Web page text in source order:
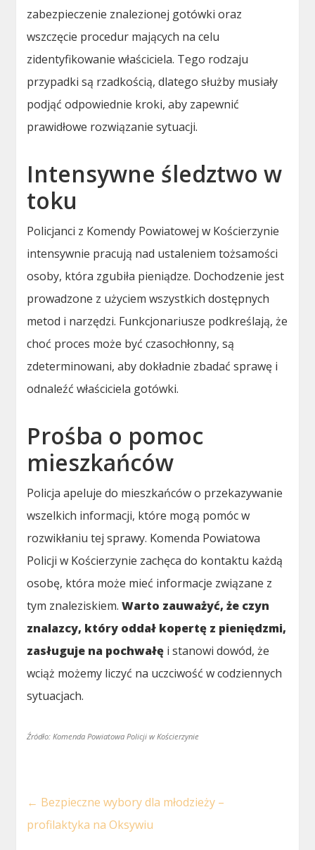
zabezpieczenie znalezionej gotówki oraz
wszczęcie procedur mających na celu
zidentyfikowanie właściciela. Tego rodzaju
przypadki są rzadkością, dlatego służby musiały
podjąć odpowiednie kroki, aby zapewnić
prawidłowe rozwiązanie sytuacji.
Intensywne śledztwo w
toku
Policjanci z Komendy Powiatowej w Kościerzynie
intensywnie pracują nad ustaleniem tożsamości
osoby, która zgubiła pieniądze. Dochodzenie jest
prowadzone z użyciem wszystkich dostępnych
metod i narzędzi. Funkcjonariusze podkreślają, że
choć proces może być czasochłonny, są
zdeterminowani, aby dokładnie zbadać sprawę i
odnaleźć właściciela gotówki.
Prośba o pomoc
mieszkańców
Policja apeluje do mieszkańców o przekazywanie
wszelkich informacji, które mogą pomóc w
rozwikłaniu tej sprawy. Komenda Powiatowa
Policji w Kościerzynie zachęca do kontaktu każdą
osobę, która może mieć informacje związane z
tym znaleziskiem.Warto zauważyć, że czyn
znalazcy, który oddał kopertę z pieniędzmi,
zasługuje na pochwałę i stanowi dowód, że
wciąż możemy liczyć na uczciwość w codziennych
sytuacjach.
Źródło: Komenda Powiatowa Policji w Kościerzynie
← Bezpieczne wybory dla młodzieży –
profilaktyka na Oksywiu